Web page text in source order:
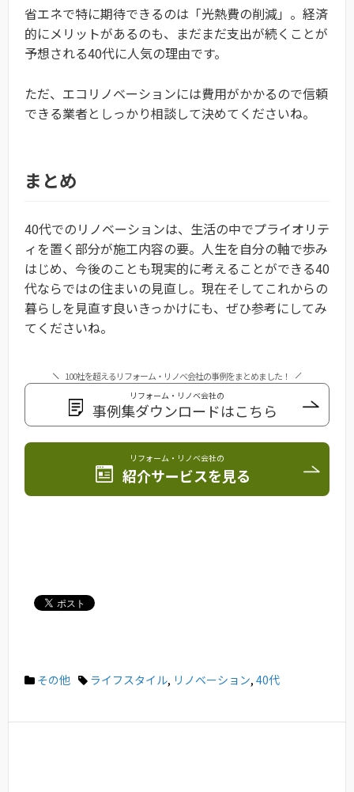
省エネで特に期待できるのは「光熱費の削減」。経済
的にメリットがあるのも、まだまだ支出が続くことが
予想される40代に人気の理由です。
ただ、エコリノベーションには費用がかかるので信頼
できる業者としっかり相談して決めてくださいね。
まとめ
40代でのリノベーションは、生活の中でプライオリテ
ィを置く部分が施工内容の要。人生を自分の軸で歩み
はじめ、今後のことも現実的に考えることができる40
代ならではの住まいの見直し。現在そしてこれからの
暮らしを見直す良いきっかけにも、ぜひ参考にしてみ
てくださいね。
100社を超えるリフォーム・リノベ会社の事例をまとめました！
リフォーム・リノベ会社の
事例集ダウンロードはこちら
リフォーム・リノベ会社の
紹介サービスを見る
その他 ライフスタイル, リノベーション, 40代